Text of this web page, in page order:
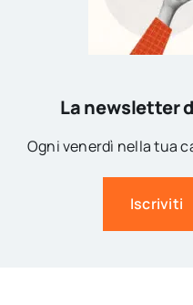
La newsletter
Ogni venerdì nella tua
Iscriviti